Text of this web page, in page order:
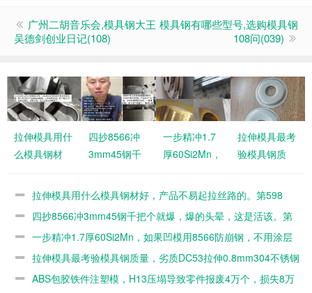
广州二胡音乐会,模具钢大王
吴德剑创业日记(108)
模具钢有哪些型号,选购模具钢
108问(039)
拉伸模具用什
么模具钢材
起拉丝路的。
四抄8566冲
3mm45钢千
的头晕，这是
篇
一步精冲1.7
厚60Si2Mn，
8566防崩
的。第596篇
拉伸模具最考
验模具钢质
DC53拉伸
锈钢几百个就
毛了。第595
篇
拉伸模具用什么模具钢材好，产品不易起拉丝路的。第598
篇
四抄8566冲3mm45钢千把个就爆，爆的头晕，这是活该。第
597篇一步精冲1.7厚60Si2Mn，如果凹模用8566防崩钢，不用涂层
的。第596篇
拉伸模具最考验模具钢质量，劣质DC53拉伸0.8mm304不锈钢
几百个就毛了。第595篇
ABS包胶铁件注塑模，H13压塌导致零件报废4万个，损失8万